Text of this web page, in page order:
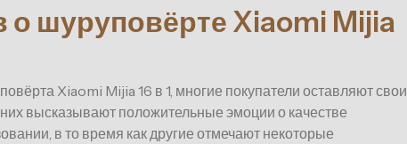
шуруповёрте Xiaomi Mijia
Xiaomi Mijia 16 в 1, многие покупатели оставляют свои
высказывают положительные эмоции о качестве
в то время как другие отмечают некоторые